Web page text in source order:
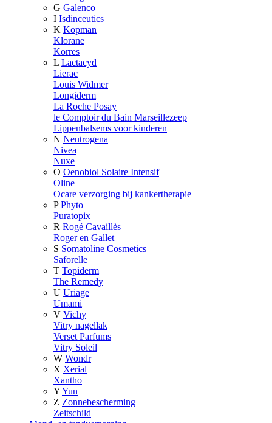
G Galenco
I Isdinceutics
K Kopman
Klorane
Korres
L Lactacyd
Lierac
Louis Widmer
Longiderm
La Roche Posay
le Comptoir du Bain Marseillezeep
Lippenbalsems voor kinderen
N Neutrogena
Nivea
Nuxe
O Oenobiol Solaire Intensif
Oline
Ocare verzorging bij kankertherapie
P Phyto
Puratopix
R Rogé Cavaillès
Roger en Gallet
S Somatoline Cosmetics
Saforelle
T Topiderm
The Remedy
U Uriage
Umami
V Vichy
Vitry nagellak
Verset Parfums
Vitry Soleil
W Wondr
X Xerial
Xantho
YYun
Z Zonnebescherming
Zeitschild